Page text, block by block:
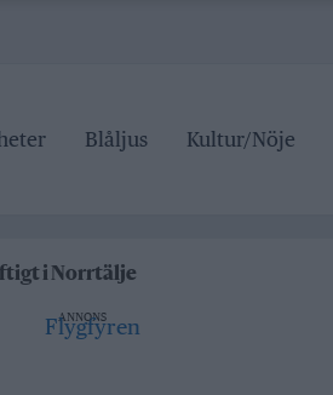
Blåljus Kultur/Nöje
som drabbas
i Norrtälje
Hallstavik
som drabbas
ANNONS